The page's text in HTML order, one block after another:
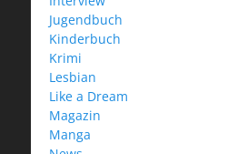
Jugendbuch
Kinderbuch
Krimi
Lesbian
Like a Dream
Magazin
Manga